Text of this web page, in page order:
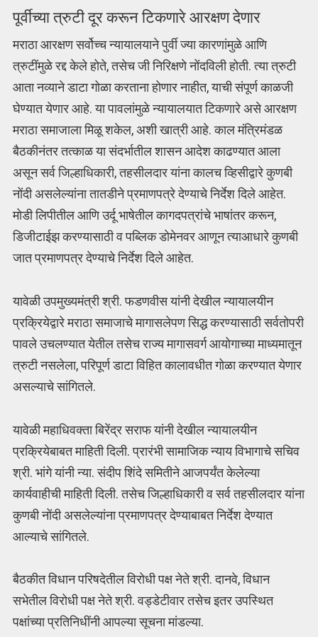
पूर्वीच्या त्रुटी दूर करून टिकणारे आरक्षण देणार
मराठा आरक्षण सर्वोच्च न्यायालयाने पुर्वी ज्या कारणांमुळे आणि
त्रुटींमुळे रद्द केले होते, तसेच जी निरिक्षणे नोंदविली होती. त्या त्रुटी
आता नव्याने डाटा गोळा करताना होणार नाहीत, याची संपूर्ण काळजी
घेण्यात येणार आहे. या पावलांमुळे न्यायालयात टिकणारे असे आरक्षण
मराठा समाजाला मिळू शकेल, अशी खात्री आहे. काल मंत्रिमंडळ
बैठकीनंतर तत्काळ या संदर्भातील शासन आदेश काढण्यात आला
असून सर्व जिल्हाधिकारी, तहसीलदार यांना कालच व्हिसीद्वारे कुणबी
नोंदी असलेल्यांना तातडीने प्रमाणपत्रे देण्याचे निर्देश दिले आहेत.
मोडी लिपीतील आणि उर्दू भाषेतील कागदपत्रांचे भाषांतर करून,
डिजीटाईझ करण्यासाठी व पब्लिक डोमेनवर आणून त्याआधारे कुणबी
जात प्रमाणपत्र देण्याचे निर्देश दिले आहेत.
यावेळी उपमुख्यमंत्री श्री. फडणवीस यांनी देखील न्यायालयीन
प्रक्रियेद्वारे मराठा समाजाचे मागासलेपण सिद्ध करण्यासाठी सर्वतोपरी
पावले उचलण्यात येतील तसेच राज्य मागासवर्ग आयोगाच्या माध्यमातून
त्रुटी नसलेला, परिपूर्ण डाटा विहित कालावधीत गोळा करण्यात येणार
असल्याचे सांगितले.
यावेळी महाधिवक्ता बिरेंद्र सराफ यांनी देखील न्यायालयीन
प्रक्रियेबाबत माहिती दिली. प्रारंभी सामाजिक न्याय विभागाचे सचिव
श्री. भांगे यांनी न्या. संदीप शिंदे समितीने आजपर्यंत केलेल्या
कार्यवाहीची माहिती दिली. तसेच जिल्हाधिकारी व सर्व तहसीलदार यांना
कुणबी नोंदी असलेल्यांना प्रमाणपत्र देण्याबाबत निर्देश देण्यात
आल्याचे सांगितले.
बैठकीत विधान परिषदेतील विरोधी पक्ष नेते श्री. दानवे, विधान
सभेतील विरोधी पक्ष नेते श्री. वड्डेटीवार तसेच इतर उपस्थित
पक्षांच्या प्रतिनिधींनी आपल्या सूचना मांडल्या.